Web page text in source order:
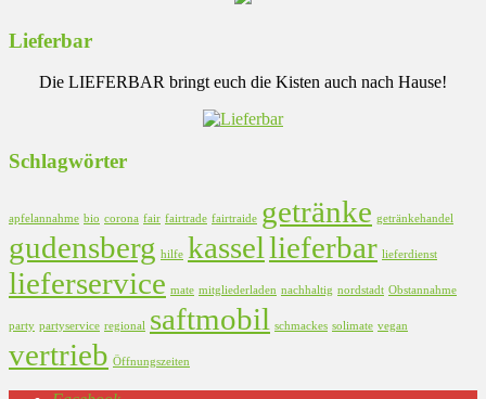
Lieferbar
Die LIEFERBAR bringt euch die Kisten auch nach Hause!
Schlagwörter
apfelannahme bio corona fair fairtrade fairtraide getränke getränkehandel
gudensberg hilfe kassellieferbar lieferdienst
lieferservice mate mitgliederladen nachhaltig nordstadt Obstannahme
party partyservice regional saftmobil schmackes solimate vegan
vertrieb Öffnungszeiten